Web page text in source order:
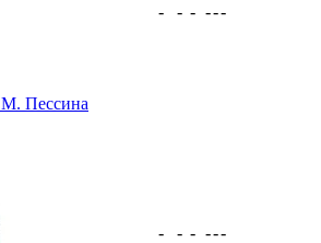
М. Пессина
- - - ---
- - - ---